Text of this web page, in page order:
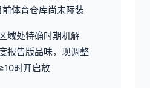
体育仓库尚未际装
域处特确时期机解
报告版品味，现调整
时开启放